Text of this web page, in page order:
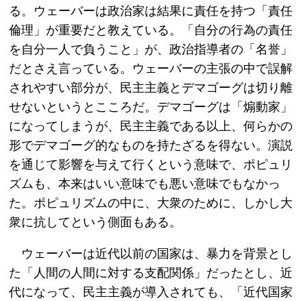
る。ウェーバーは政治家は結果に責任を持つ「責任
倫理」が重要だと教えている。「自分の行為の責任
を自分一人で負うこと」が、政治指導者の「名誉」
だとさえ言っている。ウェーバーの主張の中で誤解
されやすい部分が、民主主義とデマゴーグは切り離
せないというとこころだ。デマゴーグは「煽動家」
になってしまうが、民主主義である以上、何らかの
形でデマゴーグ的なものを持たざるを得ない。演説
を通じて影響を与えて行くという意味で、ポピュリ
ズムも、本来はいい意味でも悪い意味でもなかっ
た。ポピュリズムの中に、大衆のために、しかし大
衆に抗してという側面もある。
ウェーバーは近代以前の国家は、暴力を背景とし
た「人間の人間に対する支配関係」だったとし、近
代になって、民主主義が導入されても、「近代国家